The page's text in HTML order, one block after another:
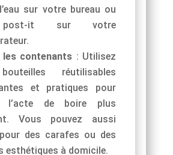
sur votre bureau ou
it sur votre
les contenants : Utilisez
réutilisables
et pratiques pour
l’acte de boire plus
Vous pouvez aussi
des carafes ou des
esthétiques à domicile.